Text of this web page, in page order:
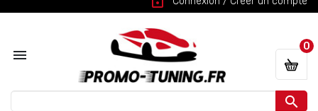


0